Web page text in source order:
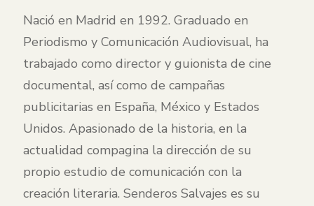
Nació en Madrid en 1992. Graduado en
Periodismo y Comunicación Audiovisual, ha
trabajado como director y guionista de cine
documental, así como de campañas
publicitarias en España, México y Estados
Unidos. Apasionado de la historia, en la
actualidad compagina la dirección de su
propio estudio de comunicación con la
creación literaria. Senderos Salvajes es su